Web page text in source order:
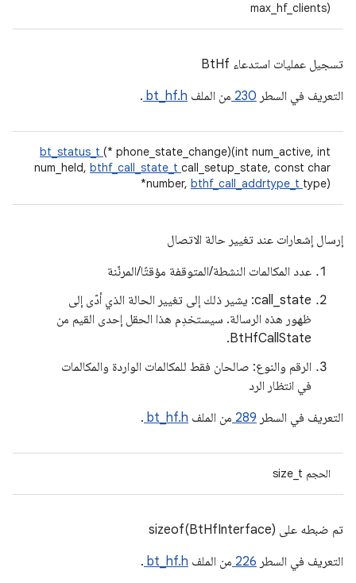
max_hf_clients)
تسجيل عمليات استدعاء BtHf
التعريف في السطر 230 من الملف bt_hf.h
.
bt_status_t (* phone_state_change)(int num_active, int
num_held, bthf_call_state_t call_setup_state, const char
*number, bthf_call_addrtype_t type)
إرسال إشعارات عند تغيير حالة الاتصال
عدد المكالمات النشطة/المتوقفة مؤقتًا/المرنّنة
‫call_state: يشير ذلك إلى تغيير الحالة الذي أدّى إلى
ظهور هذه الرسالة. سيستخدِم هذا الحقل إحدى القيم من
BtHfCallState.
الرقم والنوع: صالحان فقط للمكالمات الواردة والمكالمات
في انتظار الرد
التعريف في السطر 289 من الملف bt_hf.h
.
الحجم size_t
تم ضبطه على sizeof(BtHfInterface)
التعريف في السطر 226 من الملف bt_hf.h
.